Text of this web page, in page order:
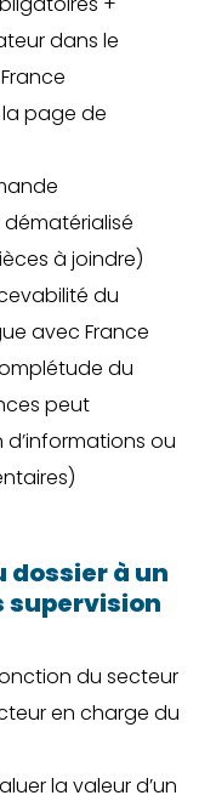
dans le
page de
à joindre)
du
avec France
du
peut
ou
dossier à un
supervision
du secteur
en charge du
la valeur d’un